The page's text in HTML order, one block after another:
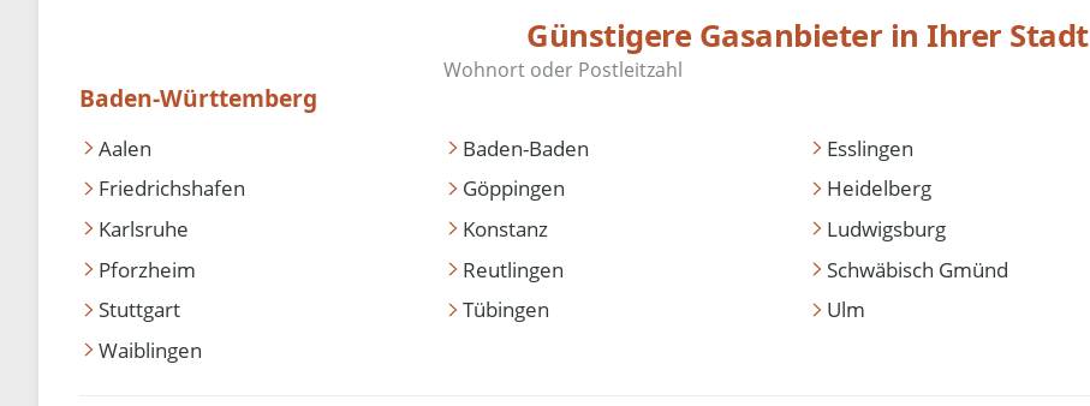
Günstigere Gasanbieter in Ihrer Stadt
Baden-Württemberg
Aalen Baden-Baden Esslingen
Friedrichshafen
Göppingen Heidelberg
Karlsruhe
Konstanz Ludwigsburg
Pforzheim
Reutlingen Schwäbisch Gmünd
Stuttgart
Tübingen Ulm
Waiblingen